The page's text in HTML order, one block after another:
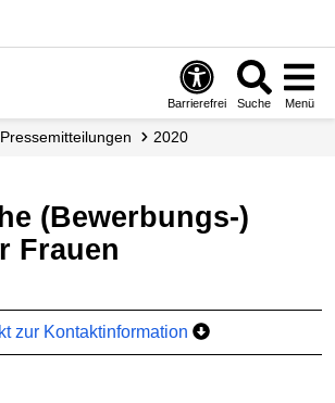
Barrierefrei Suche Menü
Presse­mitteilungen 2020
Frauen
zur Kontaktinformation